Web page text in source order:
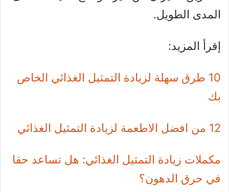
المدى الطويل.
إقرأ المزيد:
10 طرق سهلة لزيادة التمثيل الغذائي الخاص
بك
12 من افضل الاطعمة لزيادة التمثيل الغذائي
مكملات زيادة التمثيل الغذائي: هل تساعد حقا
في حرق الدهون؟